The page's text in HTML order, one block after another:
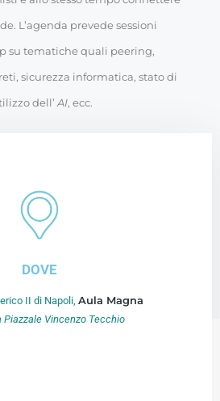
L’agenda prevede sessioni
su tematiche quali peering,
sicurezza informatica, stato di
dell’ AI, ecc.
DOVE
II di Napoli, Aula Magna
Piazzale Vincenzo Tecchio